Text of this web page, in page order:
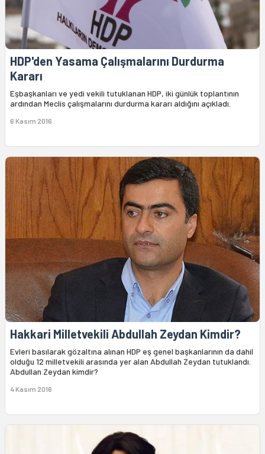
HDP'den Yasama Çalışmalarını Durdurma
Kararı
Eşbaşkanları ve yedi vekili tutuklanan HDP, iki günlük toplantının
ardından Meclis çalışmalarını durdurma kararı aldığını açıkladı.
6 Kasım 2016
Hakkari Milletvekili Abdullah Zeydan Kimdir?
Evleri basılarak gözaltına alınan HDP eş genel başkanlarının da dahil
olduğu 12 milletvekili arasında yer alan Abdullah Zeydan tutuklandı.
Abdullan Zeydan kimdir?
4 Kasım 2016